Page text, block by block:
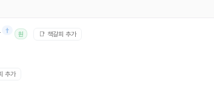
† 원 📑 책갈피 추가
추가